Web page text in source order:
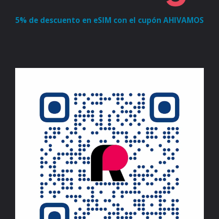
5% de descuento en eSIM con el cupón AHIVAMOS